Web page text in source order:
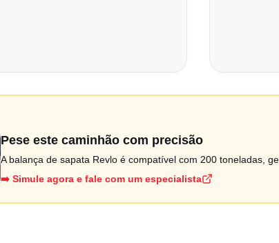
Pese este caminhão com precisão
A balança de sapata Revlo é compatível com 200 toneladas,
➡️ Simule agora e fale com um especialista